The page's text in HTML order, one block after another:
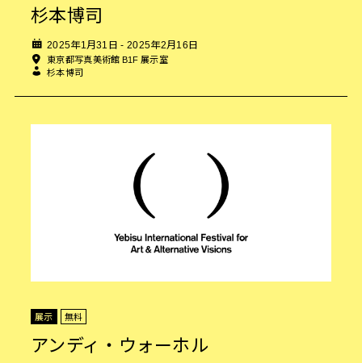
杉本博司
2025年1月31日 - 2025年2月16日
東京都写真美術館 B1F 展示室
杉本博司
展示 無料
アンディ・ウォーホル